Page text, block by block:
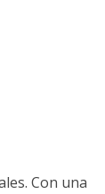
Con una